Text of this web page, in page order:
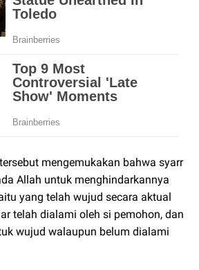
mengemukakan bahwa syarr
Allah untuk menghindarkannya
yang telah wujud secara aktual
telah dialami oleh si pemohon, dan
wujud walaupun belum dialami